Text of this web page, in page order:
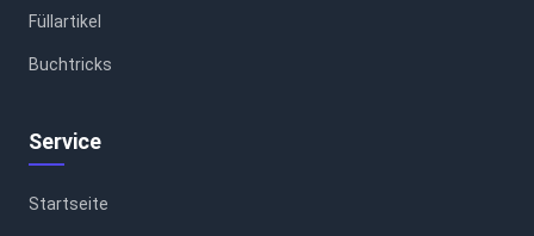
Füllartikel
Buchtricks
Service
Startseite